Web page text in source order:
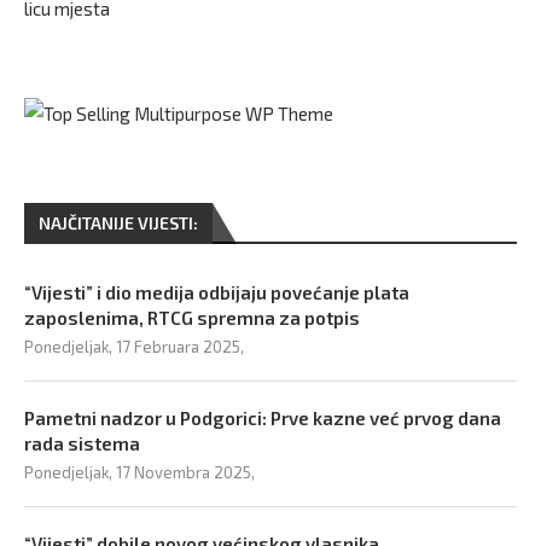
licu mjesta
NAJČITANIJE VIJESTI:
“Vijesti” i dio medija odbijaju povećanje plata
zaposlenima, RTCG spremna za potpis
Ponedjeljak, 17 Februara 2025,
Pametni nadzor u Podgorici: Prve kazne već prvog dana
rada sistema
Ponedjeljak, 17 Novembra 2025,